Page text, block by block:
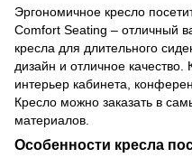
Эргономичное кресло
Comfort Seating – отличный
кресла для длительного
дизайн и отличное
интерьер кабинета,
Кресло можно заказать в
материалов.
Особенности кресла